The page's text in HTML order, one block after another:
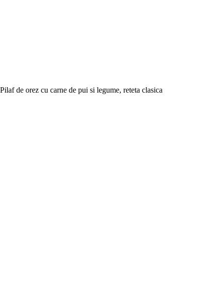
Pilaf de orez cu carne de pui si legume, reteta clasica